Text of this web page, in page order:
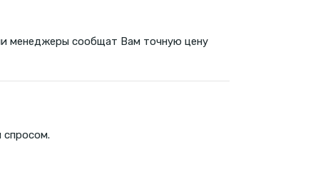
менеджеры сообщат Вам точную цену
спросом.